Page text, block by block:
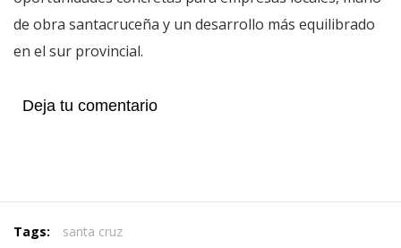
de obra santacruceña y un desarrollo más equilibrado
en el sur provincial.
Deja tu comentario
Tags: santa cruz